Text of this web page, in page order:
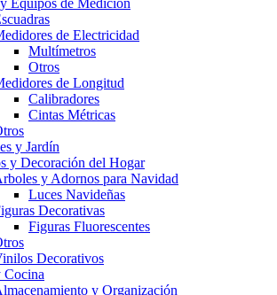
de Electricidad
Multímetros
Otros
de Longitud
Calibradores
Cintas Métricas
y Jardín
y Decoración del Hogar
y Adornos para Navidad
Luces Navideñas
Decorativas
Figuras Fluorescentes
Decorativos
Cocina
y Organización